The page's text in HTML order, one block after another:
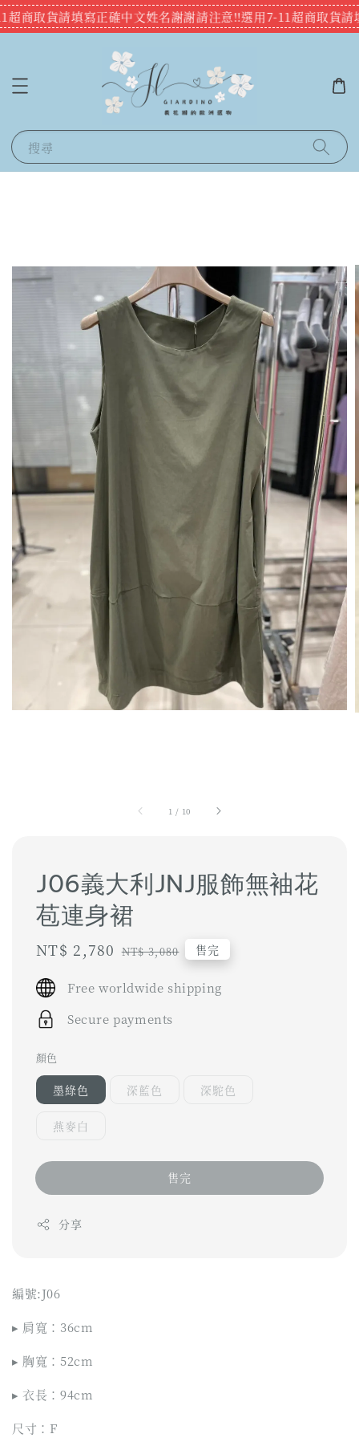
商取貨請填寫正確中文姓名謝謝請注意‼️選用7-11超商取貨請
搜尋
1 / 10
J06義大利JNJ服飾無袖花
苞連身裙
Sale
NT$ 2,780 Regular
NT$ 3,080 售完
Free worldwide shipping
Secure payments
顏色
墨綠色 深藍色 深駝色
燕麥白
售完
分享
編號:J06
▸ 肩寬：36cm
▸ 胸寬：52cm
▸ 衣長：94cm
尺寸：F